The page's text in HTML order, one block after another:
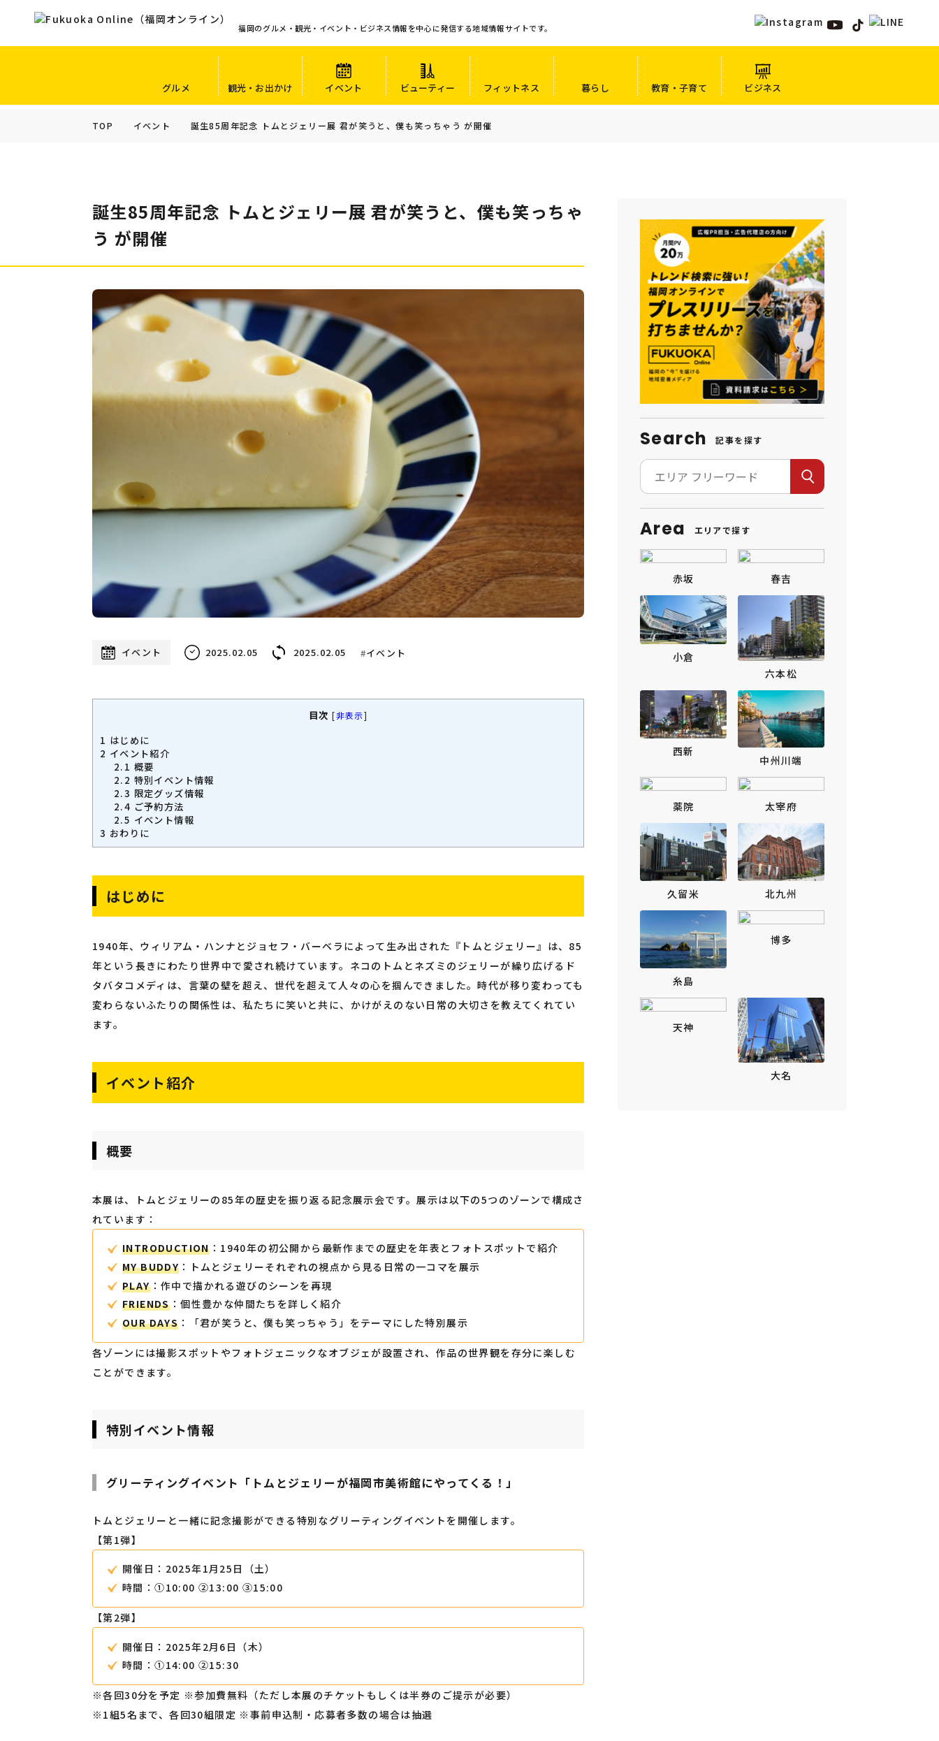
福岡のグルメ・観光・イベント・ビジネス情報を中心に発信する地域情報サイトです。
グルメ 観光・お出かけ イベント ビューティー フィットネス 暮らし 教育・子育て ビジネス
TOP イベント 誕生85周年記念 トムとジェリー展 君が笑うと、僕も笑っちゃう が開催
誕生85周年記念 トムとジェリー展 君が笑うと、僕も笑っちゃ
う が開催
イベント 2025.02.05 2025.02.05 イベント
目次 [非表示]
1 はじめに
2 イベント紹介
2.1 概要
2.2 特別イベント情報
2.3 限定グッズ情報
2.4 ご予約方法
2.5 イベント情報
3 おわりに
はじめに
1940年、ウィリアム・ハンナとジョセフ・バーベラによって生み出された『トムとジェリー』は、85
年という長きにわたり世界中で愛され続けています。ネコのトムとネズミのジェリーが繰り広げるド
タバタコメディは、言葉の壁を超え、世代を超えて人々の心を掴んできました。時代が移り変わっても
変わらないふたりの関係性は、私たちに笑いと共に、かけがえのない日常の大切さを教えてくれてい
ます。
イベント紹介
概要
本展は、トムとジェリーの85年の歴史を振り返る記念展示会です。展示は以下の5つのゾーンで構成さ
れています：
INTRODUCTION：1940年の初公開から最新作までの歴史を年表とフォトスポットで紹介
MY BUDDY ：トムとジェリーそれぞれの視点から見る日常の一コマを展示
PLAY：作中で描かれる遊びのシーンを再現
FRIENDS：個性豊かな仲間たちを詳しく紹介
OUR DAYS ：「君が笑うと、僕も笑っちゃう」をテーマにした特別展示
各ゾーンには撮影スポットやフォトジェニックなオブジェが設置され、作品の世界観を存分に楽しむ
ことができます。
特別イベント情報
グリーティングイベント「トムとジェリーが福岡市美術館にやってくる！」
トムとジェリーと一緒に記念撮影ができる特別なグリーティングイベントを開催します。
【第1弾】
開催日：2025年1月25日（土）
時間：①10:00 ②13:00 ③15:00
【第2弾】
開催日：2025年2月6日（木）
時間：①14:00 ②15:30
※各回30分を予定 ※参加費無料（ただし本展のチケットもしくは半券のご提示が必要）
※1組5名まで、各回30組限定 ※事前申込制・応募者多数の場合は抽選
Search 記事を探す
Area エリアで探す
赤坂 春吉
小倉
六本松
西新
中州川端
薬院 太宰府
久留米 北九州
糸島
博多
天神
大名